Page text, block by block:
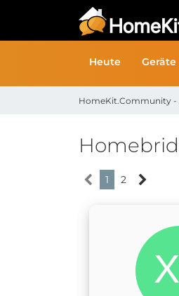
Heute Geräte
HomeKit.Community -
1 2